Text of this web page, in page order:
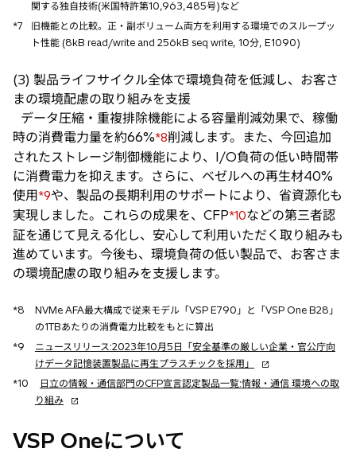
関する独自技術(米国特許第10,963,485号)など
*7
旧機能との比較。正・副ボリューム両方を利用する環境でのスループッ
ト性能 (8kB read/write and 256kB seq write, 10分, E1090)
(3) 製品ライフサイクル全体で環境負荷を低減し、お客さ
まの環境配慮の取り組みを支援
データ圧縮・重複排除機能による容量削減効果で、稼働
時の消費電力量を約66%*8削減します。また、今回追加
されたストレージ制御機能により、I/O負荷の低い時間帯
に消費電力を抑えます。さらに、ベゼルへの再生材40%
使用*9や、製品の長期利用のサポートにより、省資源化も
実現しました。これらの成果を、CFP*10などの第三者認
証を通じて見える化し、安心して利用いただく取り組みも
進めています。今後も、環境負荷の低い製品で、お客さま
の環境配慮の取り組みを支援します。
*8
NVMe AFA最大構成で従来モデル「VSP E790」と「VSP One B28」
の1TBあたりの消費電力比較をもとに算出
*9
ニュースリリース:2023年10月5日「安全基準の厳しい企業・官公庁向
けデータ記憶装置製品に再生プラスチックを採用」
新
し
*10
日立の情報・通信部門のCFP宣言認定製品一覧:情報・通信 環境への取
り組み新
い
タ
VSP Oneについて